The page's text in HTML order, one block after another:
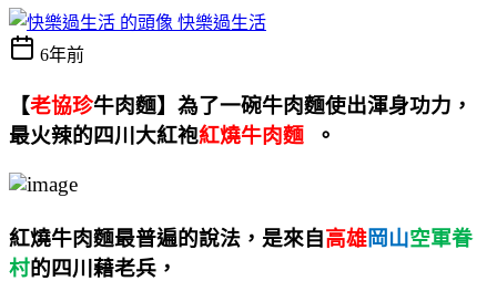
快樂過生活
6年前
【老協珍牛肉麵】為了一碗牛肉麵使出渾身功力，
最火辣的四川大紅袍紅燒牛肉麵 。
紅燒牛肉麵最普遍的說法，是來自高雄岡山空軍眷
村的四川藉老兵，